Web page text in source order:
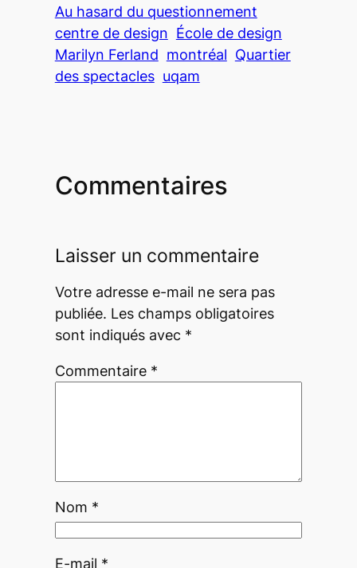
Au hasard du questionnement
centre de design École de design
Marilyn Ferland montréal Quartier
des spectacles uqam
Commentaires
Laisser un commentaire
Votre adresse e-mail ne sera pas
publiée. Les champs obligatoires
sont indiqués avec *
Commentaire *
Nom *
E-mail *